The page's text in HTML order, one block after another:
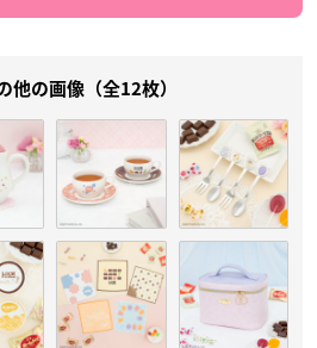
他の画像（全12枚）